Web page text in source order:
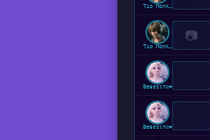
Tío Monkey
Tío Monkey
📷
Beвє¢ιтα❤️
Beвє¢ιтα❤️